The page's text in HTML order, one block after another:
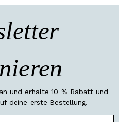
und erhalte 10 % Rabatt und
deine erste Bestellung.